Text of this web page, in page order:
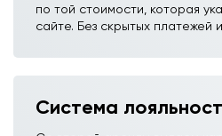
по той стоимости, которая
сайте. Без скрытых платежей
Система